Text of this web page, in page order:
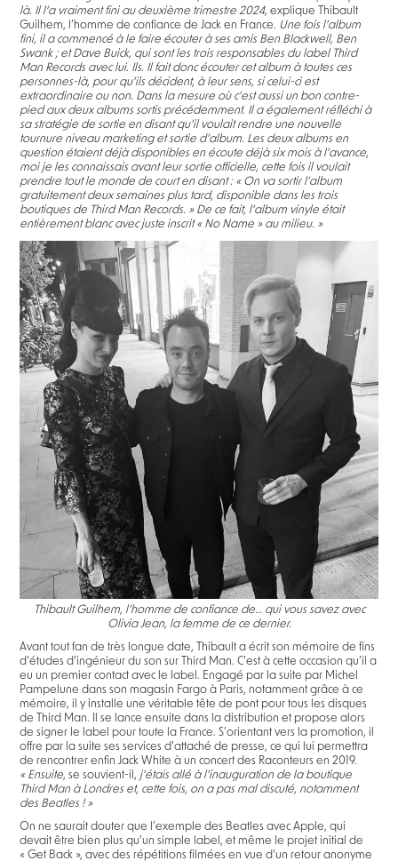
là. Il l’a vraiment fini au deuxième trimestre 2024,explique Thibault
Guilhem, l’homme de confiance de Jack en France. Une fois l’album
fini, il a commencé à le faire écouter à ses amis Ben Blackwell, Ben
Swank ; et Dave Buick, qui sont les trois responsables du label Third
Man Records avec lui. Ils. Il fait donc écouter cet album à toutes ces
personnes-là, pour qu’ils décident, à leur sens, si celui-ci est
extraordinaire ou non. Dans la mesure où c’est aussi un bon contre-
pied aux deux albums sortis précédemment. Il a également réfléchi à
sa stratégie de sortie en disant qu’il voulait rendre une nouvelle
tournure niveau marketing et sortie d’album. Les deux albums en
question étaient déjà disponibles en écoute déjà six mois à l’avance,
moi je les connaissais avant leur sortie officielle, cette fois il voulait
prendre tout le monde de court en disant : « On va sortir l’album
gratuitement deux semaines plus tard, disponible dans les trois
boutiques de Third Man Records. » De ce fait, l’album vinyle était
entièrement blanc avec juste inscrit « No Name » au milieu. »
Thibault Guilhem, l’homme de confiance de… qui vous savez avec
Olivia Jean, la femme de ce dernier.
Avant tout fan de très longue date, Thibault a écrit son mémoire de fins
d’études d’ingénieur du son sur Third Man. C’est à cette occasion qu’il a
eu un premier contact avec le label. Engagé par la suite par Michel
Pampelune dans son magasin Fargo à Paris, notamment grâce à ce
mémoire, il y installe une véritable tête de pont pour tous les disques
de Third Man. Il se lance ensuite dans la distribution et propose alors
de signer le label pour toute la France. S’orientant vers la promotion, il
offre par la suite ses services d’attaché de presse, ce qui lui permettra
de rencontrer enfin Jack White à un concert des Raconteurs en 2019.
« Ensuite, se souvient-il, j’étais allé à l’inauguration de la boutique
Third Man à Londres et, cette fois, on a pas mal discuté, notamment
des Beatles ! »
On ne saurait douter que l’exemple des Beatles avec Apple, qui
devait être bien plus qu’un simple label, et même le projet initial de
« Get Back », avec des répétitions filmées en vue d’un retour anonyme